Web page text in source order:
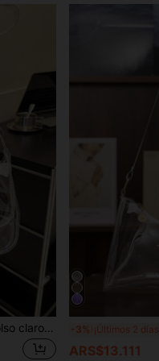
Bolso de hombro transparente, bolso claro aprobado para conciertos de música, bolso de tela de PVC unisex para eventos deportivos -3% ¡Últimos 2 días
ARS$13.111